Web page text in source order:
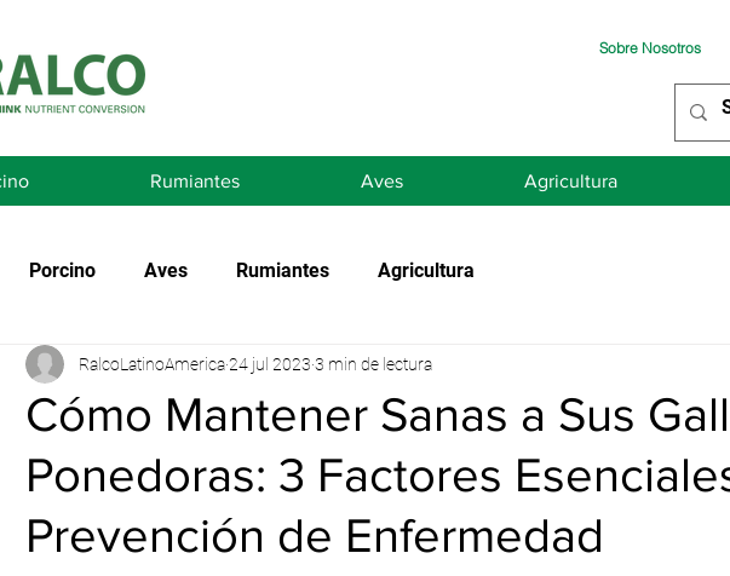
Sobre Nosotros
Rumiantes Aves Agricultura
Porcino Aves Rumiantes Agricultura
Cómo Mantener Sanas a Sus
Ponedoras: 3 Factores
Prevención de Enfermedad
RalcoLatinoAmerica24 jul 2023 3 min de lectura